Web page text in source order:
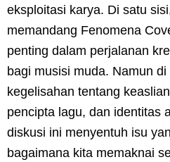
eksploitasi karya. Di satu
memandang Fenomena
penting dalam perjalanan
bagi musisi muda. Namun
kegelisahan tentang
pencipta lagu, dan identitas
diskusi ini menyentuh isu
bagaimana kita memaknai